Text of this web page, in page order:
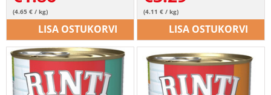
(4.65 € / kg)
LISA OSTUKORVI
(4.11 € / kg)
LISA OSTUKORVI